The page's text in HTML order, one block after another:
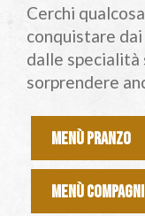
Cerchi
conquistare
dalle specialità
sorprendere
MENÙ PRANZO
MENÙ